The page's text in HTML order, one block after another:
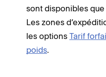
sont disponibles
Les zones
les options Tarif
poids.